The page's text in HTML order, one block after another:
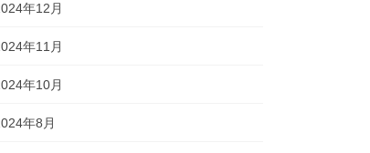
年12月
年11月
年10月
年8月